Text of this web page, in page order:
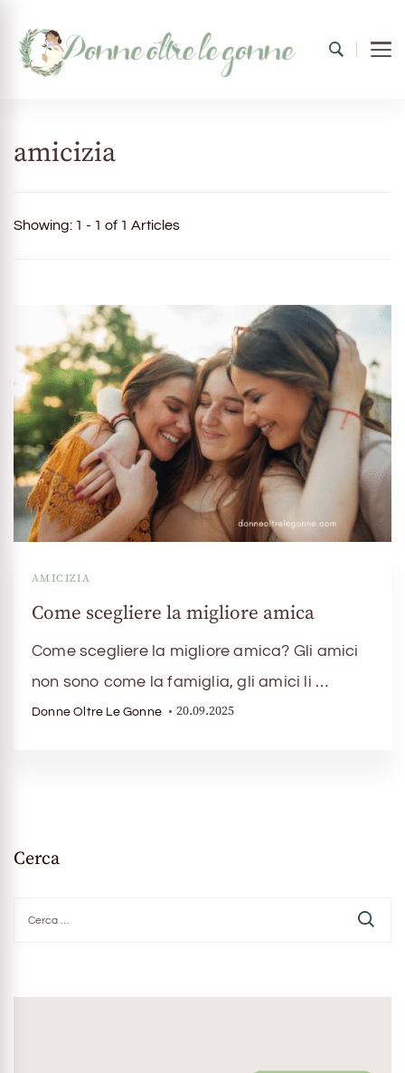
amicizia
Showing: 1 - 1 of 1 Articles
AMICIZIA
Come scegliere la migliore amica
Come scegliere la migliore amica? Gli amici
non sono come la famiglia, gli amici li …
Donne Oltre Le Gonne 20.09.2025
Cerca
per: